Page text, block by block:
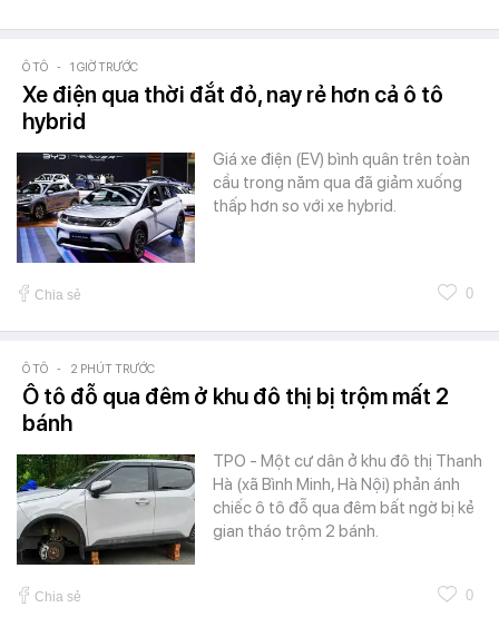
Ô TÔ - 1 GIỜ TRƯỚC
Xe điện qua thời đắt đỏ, nay rẻ hơn cả ô tô
hybrid
Giá xe điện (EV) bình quân trên toàn
cầu trong năm qua đã giảm xuống
thấp hơn so với xe hybrid.
Chia sẻ 0
Ô TÔ - 2 PHÚT TRƯỚC
Ô tô đỗ qua đêm ở khu đô thị bị trộm mất 2
bánh
TPO - Một cư dân ở khu đô thị Thanh
Hà (xã Bình Minh, Hà Nội) phản ánh
chiếc ô tô đỗ qua đêm bất ngờ bị kẻ
gian tháo trộm 2 bánh.
Chia sẻ 0